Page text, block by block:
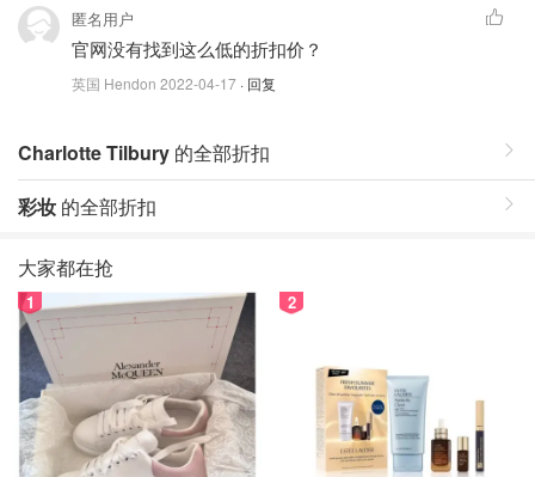
匿名用户
官网没有找到这么低的折扣价？
英国 Hendon 2022-04-17 · 回复
Charlotte Tilbury 的全部折扣
彩妆 的全部折扣
大家都在抢
1 2